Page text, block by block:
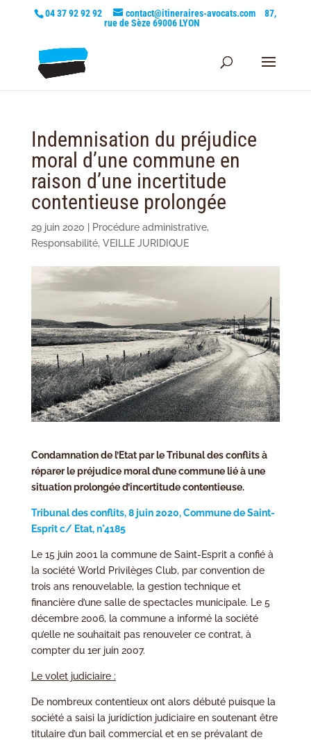
04 37 92 92 92 contact@itineraires-avocats.com
87,
rue de Sèze 69006 LYON
Indemnisation du préjudice
moral d’une commune en
raison d’une incertitude
contentieuse prolongée
29 juin 2020 Procédure administrative,
Responsabilité, VEILLE JURIDIQUE
Condamnation de l’Etat par le Tribunal des conflits à
réparer le préjudice moral d’une commune lié à une
situation prolongée d’incertitude contentieuse.
Tribunal des conflits, 8 juin 2020, Commune de Saint-
Esprit c/ Etat, n°4185
Le 15 juin 2001 la commune de Saint-Esprit a confié à
la société World Privilèges Club, par convention de
trois ans renouvelable, la gestion technique et
financière d’une salle de spectacles municipale. Le 5
décembre 2006, la commune a informé la société
qu’elle ne souhaitait pas renouveler ce contrat, à
compter du 1er juin 2007.
Le volet judiciaire :
De nombreux contentieux ont alors débuté puisque la
société a saisi la juridiction judiciaire en soutenant être
titulaire d’un bail commercial et en se prévalant de